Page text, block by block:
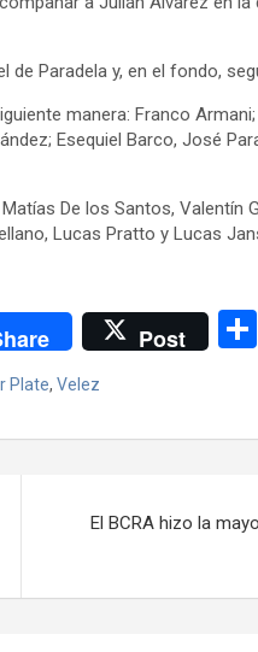
Paradela y, en el fondo,
manera: Franco
Esequiel Barco, José
De los Santos, Valentín
Lucas Pratto y Lucas
Post
Plate, Velez
El BCRA hizo la